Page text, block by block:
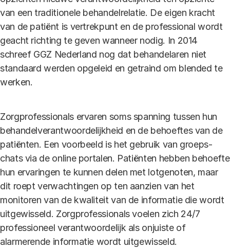
van een traditionele behandelrelatie. De eigen kracht
van de patiënt is vertrekpunt en de professional wordt
geacht richting te geven wanneer nodig. In 2014
schreef GGZ Nederland nog dat behandelaren niet
standaard werden opgeleid en getraind om blended te
werken.
Zorgprofessionals ervaren soms spanning tussen hun
behandelverantwoordelijkheid en de behoeftes van de
patiënten. Een voorbeeld is het gebruik van groeps-
chats via de online portalen. Patiënten hebben behoefte
hun ervaringen te kunnen delen met lotgenoten, maar
dit roept verwachtingen op ten aanzien van het
monitoren van de kwaliteit van de informatie die wordt
uitgewisseld. Zorgprofessionals voelen zich 24/7
professioneel verantwoordelijk als onjuiste of
alarmerende informatie wordt uitgewisseld.